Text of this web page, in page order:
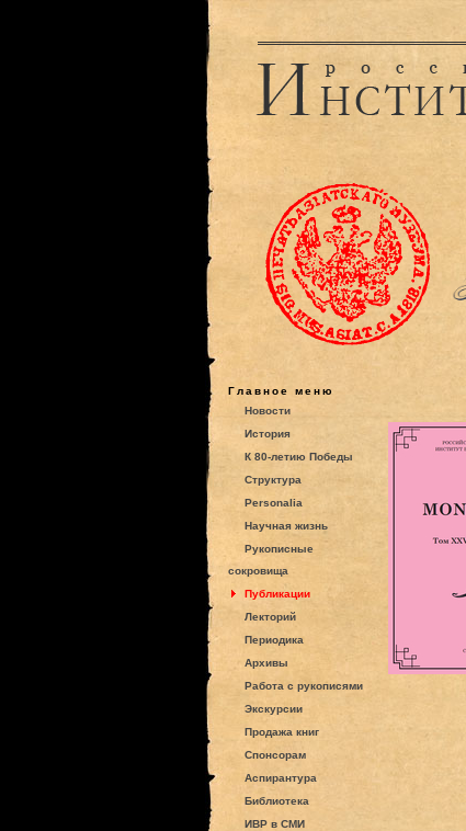
Главное меню
Новости
История
К 80-летию Победы
Структура
Personalia
Научная жизнь
Рукописные
сокровища
Публикации
Лекторий
Периодика
Архивы
Работа с рукописями
Экскурсии
Продажа книг
Спонсорам
Аспирантура
Библиотека
ИВР в СМИ